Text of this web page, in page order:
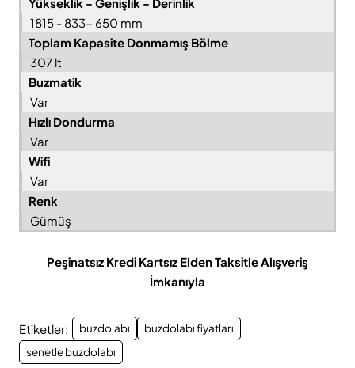
Yükseklik - Genişlik - Derinlik
1815 - 833- 650 mm
Toplam Kapasite Donmamış Bölme
307 lt
Buzmatik
Var
Hızlı Dondurma
Var
Wifi
Var
Renk
Gümüş
Peşinatsız Kredi Kartsız Elden Taksitle Alışveriş
İmkanıyla
Etiketler: buzdolabı
buzdolabı fiyatları
senetle buzdolabı